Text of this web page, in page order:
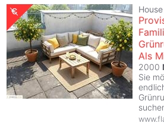
House
Als
2000
Sie